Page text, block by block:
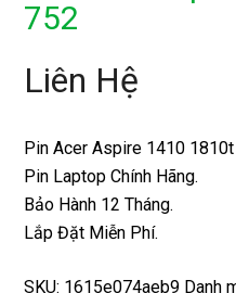
752
Liên Hệ
Pin Acer Aspire 1410
Pin Laptop Chính Hãng.
Bảo Hành 12 Tháng.
Lắp Đặt Miễn Phí.
SKU: 1615e074aeb9 Danh